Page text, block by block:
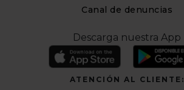
Canal de denuncias
Descarga nuestra App
ATENCIÓN AL CLIENTE: